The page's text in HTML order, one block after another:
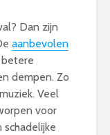
Dan zijn
aanbevolen
dempen. Zo
Veel
voor